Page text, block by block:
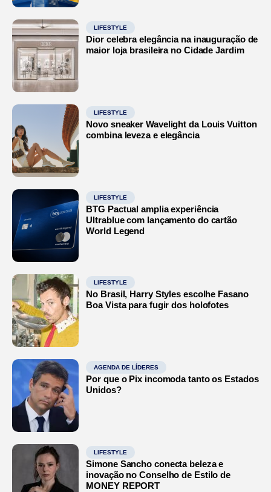
LIFESTYLE
Dior celebra elegância na inauguração de
maior loja brasileira no Cidade Jardim
LIFESTYLE
Novo sneaker Wavelight da Louis Vuitton
combina leveza e elegância
LIFESTYLE
BTG Pactual amplia experiência
Ultrablue com lançamento do cartão
World Legend
LIFESTYLE
No Brasil, Harry Styles escolhe Fasano
Boa Vista para fugir dos holofotes
AGENDA DE LÍDERES
Por que o Pix incomoda tanto os Estados
Unidos?
LIFESTYLE
Simone Sancho conecta beleza e
inovação no Conselho de Estilo de
MONEY REPORT